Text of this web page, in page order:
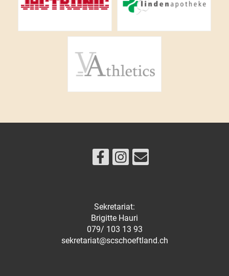
Sekretariat:
Brigitte Hauri
079/ 103 13 93
sekretariat@scschoeftland.ch